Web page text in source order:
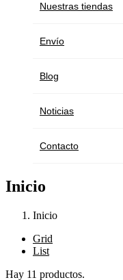
Nuestras tiendas
Envío
Blog
Noticias
Contacto
Inicio
Inicio
Grid
List
Hay 11 productos.